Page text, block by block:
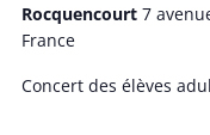
Rocquencourt7
France
Concert des élèves